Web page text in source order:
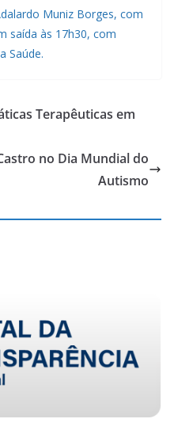
Muniz Borges, com
saída às 17h30, com
Saúde.
Terapêuticas em
no Dia Mundial do
Autismo